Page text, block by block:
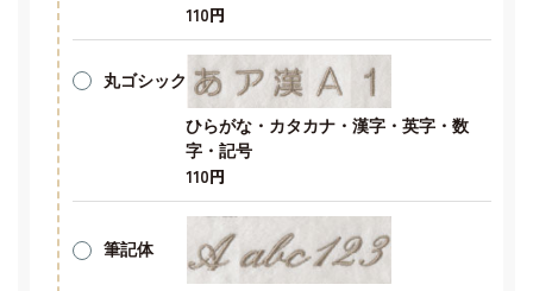
110円
丸ゴシック
ひらがな・カタカナ・漢字・英字・数
字・記号
110円
筆記体